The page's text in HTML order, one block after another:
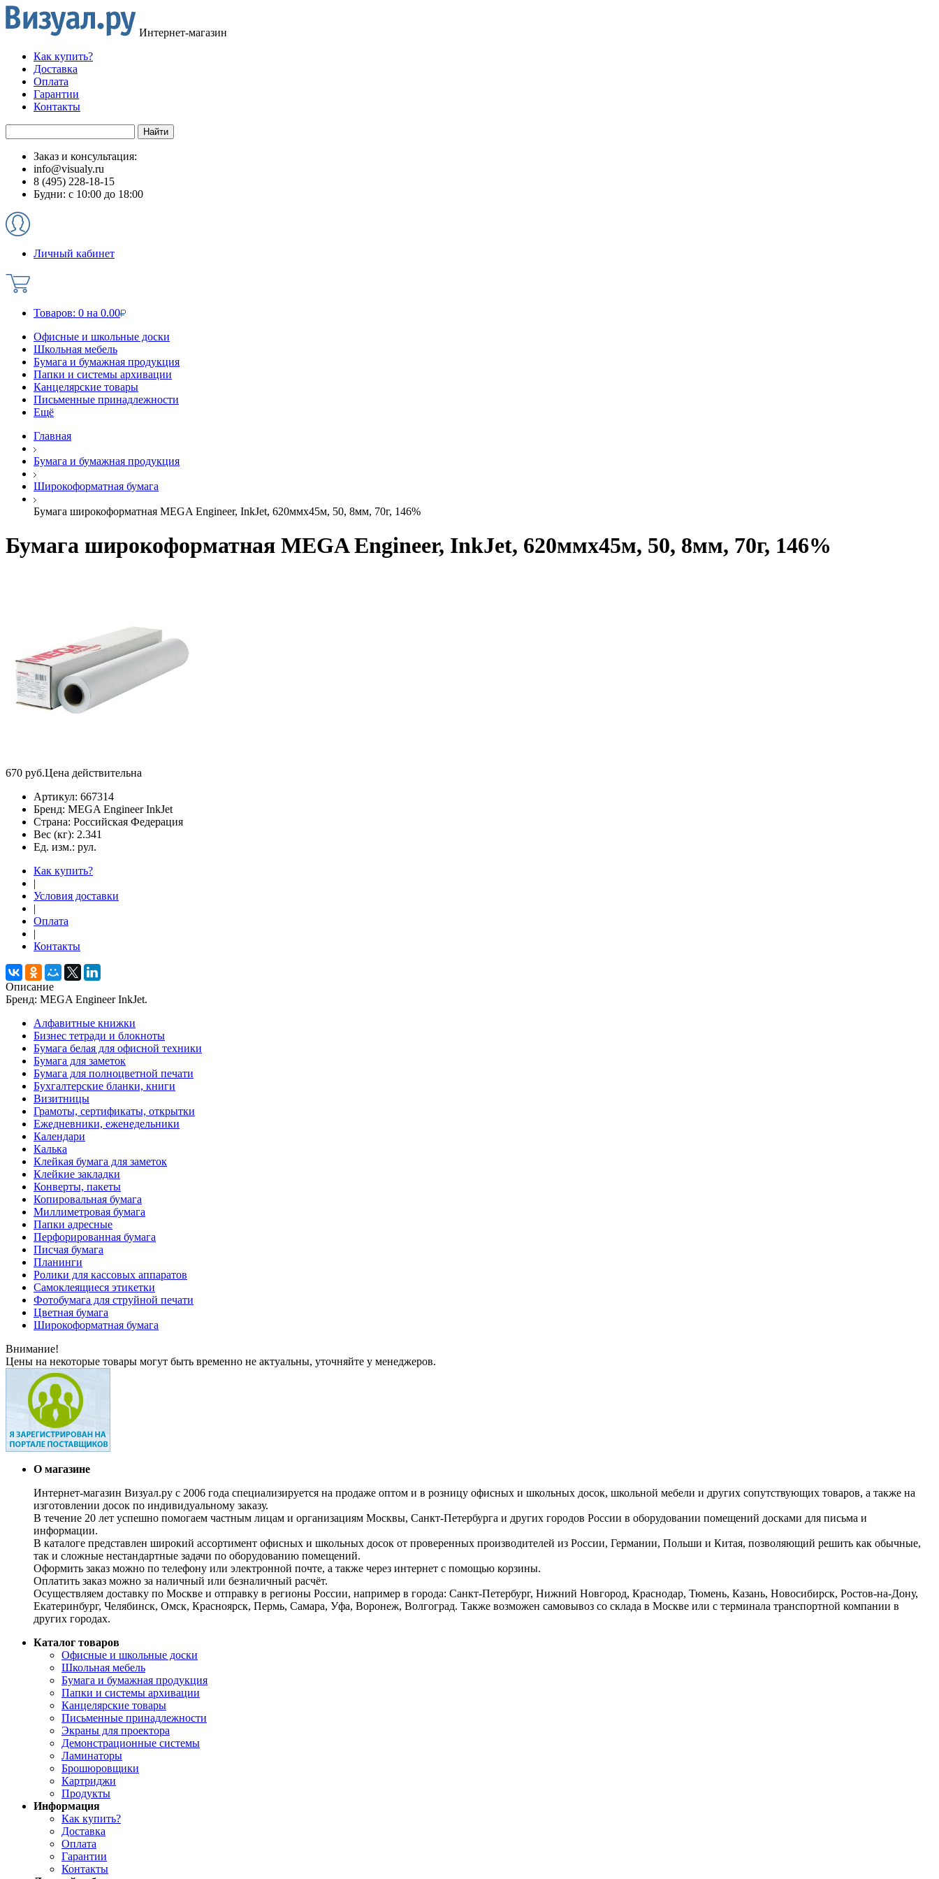
Интернет-магазин
Как купить?
Доставка
Оплата
Гарантии
Контакты
Заказ и консультация:
info@visualy.ru
8 (495) 228-18-15
Будни: с 10:00 до 18:00
Личный кабинет
Товаров: 0 на 0.00
Офисные и школьные доски
Школьная мебель
Бумага и бумажная продукция
Папки и системы архивации
Канцелярские товары
Письменные принадлежности
Ещё
Главная
Бумага и бумажная продукция
Широкоформатная бумага
Бумага широкоформатная MEGA Engineer, InkJet, 620ммx45м, 50, 8мм, 70г, 146%
Бумага широкоформатная MEGA Engineer, InkJet, 620ммx45м, 50, 8мм, 70г, 146%
670 руб.Цена действительна
Артикул: 667314
Бренд: MEGA Engineer InkJet
Страна: Российская Федерация
Вес (кг): 2.341
Ед. изм.: рул.
Как купить?
|
Условия доставки
|
Оплата
|
Контакты
Описание
Бренд: MEGA Engineer InkJet.
Алфавитные книжки
Бизнес тетради и блокноты
Бумага белая для офисной техники
Бумага для заметок
Бумага для полноцветной печати
Бухгалтерские бланки, книги
Визитницы
Грамоты, сертификаты, открытки
Ежедневники, еженедельники
Календари
Калька
Клейкая бумага для заметок
Клейкие закладки
Конверты, пакеты
Копировальная бумага
Миллиметровая бумага
Папки адресные
Перфорированная бумага
Писчая бумага
Планинги
Ролики для кассовых аппаратов
Самоклеящиеся этикетки
Фотобумага для струйной печати
Цветная бумага
Широкоформатная бумага
Внимание!
Цены на некоторые товары могут быть временно не актуальны, уточняйте у менеджеров.
О магазине
Интернет-магазин Визуал.ру с 2006 года специализируется на продаже оптом и в розницу офисных и школьных досок, школьной мебели и других сопутствующих товаров, а также на
изготовлении досок по индивидуальному заказу.
В течение 20 лет успешно помогаем частным лицам и организациям Москвы, Санкт-Петербурга и других городов России в оборудовании помещений досками для письма и
информации.
В каталоге представлен широкий ассортимент офисных и школьных досок от проверенных производителей из России, Германии, Польши и Китая, позволяющий решить как обычные,
так и сложные нестандартные задачи по оборудованию помещений.
Оформить заказ можно по телефону или электронной почте, а также через интернет с помощью корзины.
Оплатить заказ можно за наличный или безналичный расчёт.
Осуществляем доставку по Москве и отправку в регионы России, например в города: Санкт-Петербург, Нижний Новгород, Краснодар, Тюмень, Казань, Новосибирск, Ростов-на-Дону,
Екатеринбург, Челябинск, Омск, Красноярск, Пермь, Самара, Уфа, Воронеж, Волгоград. Также возможен самовывоз со склада в Москве или с терминала транспортной компании в
других городах.
Каталог товаров
Офисные и школьные доски
Школьная мебель
Бумага и бумажная продукция
Папки и системы архивации
Канцелярские товары
Письменные принадлежности
Экраны для проектора
Демонстрационные системы
Ламинаторы
Брошюровщики
Картриджи
Продукты
Информация
Как купить?
Доставка
Оплата
Гарантии
Контакты